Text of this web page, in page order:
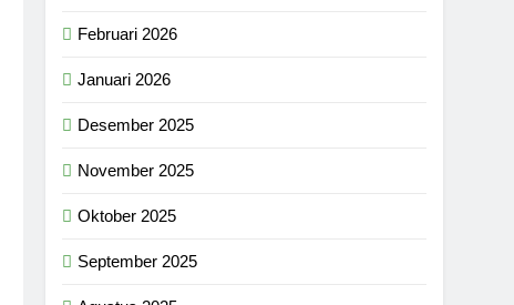
Februari 2026
Januari 2026
Desember 2025
November 2025
Oktober 2025
September 2025